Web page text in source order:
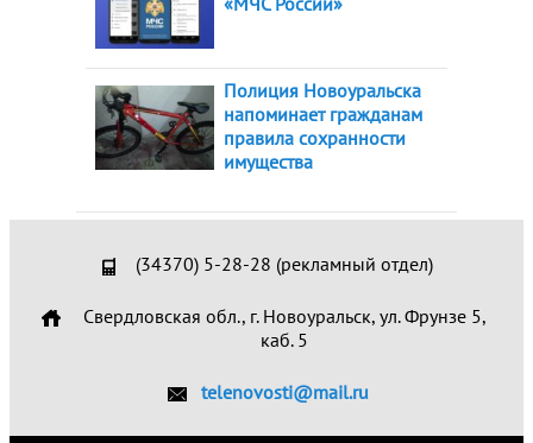
Полиция Новоуральска
напоминает гражданам
правила сохранности
имущества
(34370) 5-28-28 (рекламный отдел)
Свердловская обл., г. Новоуральск, ул. Фрунзе 5,
каб. 5
telenovosti@mail.ru